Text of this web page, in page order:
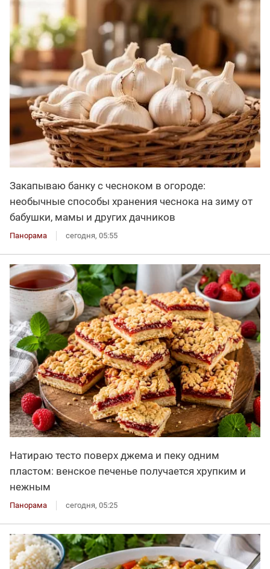
Закапываю банку с чесноком в огороде:
необычные способы хранения чеснока на зиму от
бабушки, мамы и других дачников
Панорама сегодня, 05:55
Натираю тесто поверх джема и пеку одним
пластом: венское печенье получается хрупким и
нежным
Панорама сегодня, 05:25